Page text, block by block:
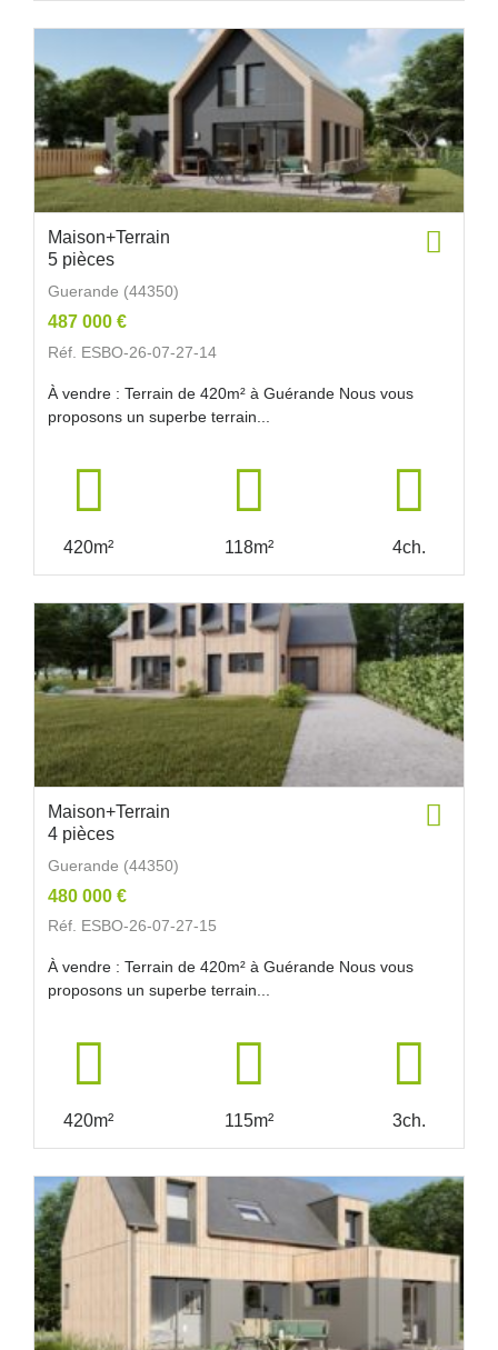
Maison+Terrain
5 pièces
Guerande (44350)
487 000 €
Réf. ESBO-26-07-27-14
À vendre : Terrain de 420m² à Guérande Nous vous
proposons un superbe terrain...
420m² 118m² 4ch.
Maison+Terrain
4 pièces
Guerande (44350)
480 000 €
Réf. ESBO-26-07-27-15
À vendre : Terrain de 420m² à Guérande Nous vous
proposons un superbe terrain...
420m² 115m² 3ch.